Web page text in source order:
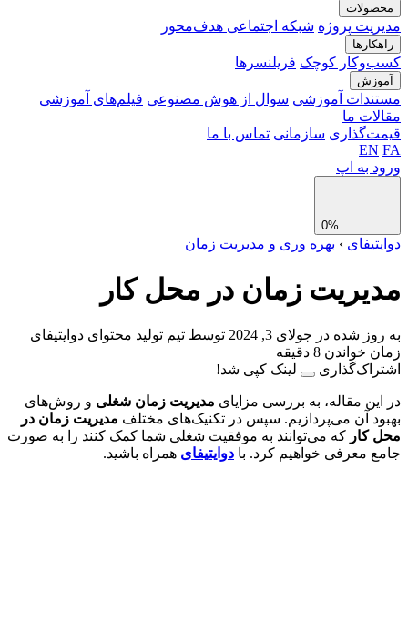
پروژه شبکه اجتماعی هدف‌محور
کوچک فریلنسرها
آموزشی سوال از هوش مصنوعی فیلم‌های آموزشی
ما
سازمانی تماس با ما
EN
به اپ
› بهره وری و مدیریت زمان
زمان در محل کار
شده در جولای 3, 2024 توسط تیم تولید محتوای دوایتیفای |
8 دقیقه
لینک کپی شد!
مقاله، به بررسی مزایای مدیریت زمان شغلیو روش‌های
آن می‌پردازیم. سپس در تکنیک‌های مختلفمدیریت زمان در
کار که می‌توانند به موفقیت شغلی شما کمک کنند را به صورت
معرفی خواهیم کرد. با دوایتیفایهمراه باشید.